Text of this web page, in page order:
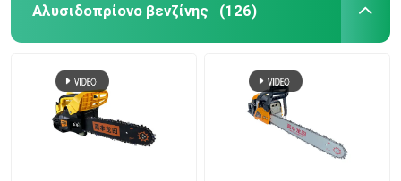
Αλυσιδοπρίονο βενζίνης (126)